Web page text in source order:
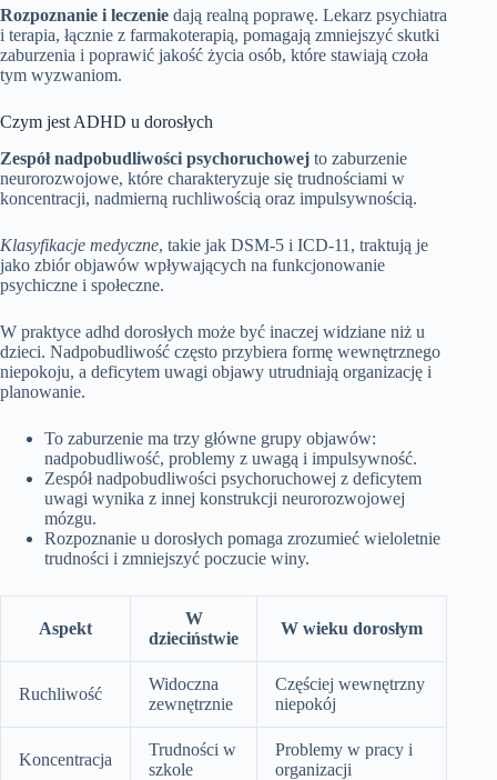
Rozpoznanie i leczenie dają realną poprawę. Lekarz psychiatra
i terapia, łącznie z farmakoterapią, pomagają zmniejszyć skutki
zaburzenia i poprawić jakość życia osób, które stawiają czoła
tym wyzwaniom.
Czym jest ADHD u dorosłych
Zespół nadpobudliwości psychoruchowej to zaburzenie
neurorozwojowe, które charakteryzuje się trudnościami w
koncentracji, nadmierną ruchliwością oraz impulsywnością.
Klasyfikacje medyczne, takie jak DSM-5 i ICD-11, traktują je
jako zbiór objawów wpływających na funkcjonowanie
psychiczne i społeczne.
W praktyce adhd dorosłych może być inaczej widziane niż u
dzieci. Nadpobudliwość często przybiera formę wewnętrznego
niepokoju, a deficytem uwagi objawy utrudniają organizację i
planowanie.
To zaburzenie ma trzy główne grupy objawów:
nadpobudliwość, problemy z uwagą i impulsywność.
Zespół nadpobudliwości psychoruchowej z deficytem
uwagi wynika z innej konstrukcji neurorozwojowej
mózgu.
Rozpoznanie u dorosłych pomaga zrozumieć wieloletnie
trudności i zmniejszyć poczucie winy.
Aspekt
W
dzieciństwie
W wieku dorosłym
Ruchliwość
Widoczna
zewnętrznie
Częściej wewnętrzny
niepokój
Koncentracja
Trudności w
szkole
Problemy w pracy i
organizacji